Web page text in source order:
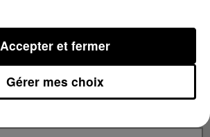
Gérer mes choix
Accepter et fermer